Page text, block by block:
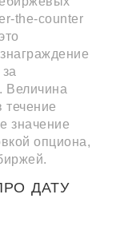
the-counter
Величина
течение
значение
опциона,
ДАТУ